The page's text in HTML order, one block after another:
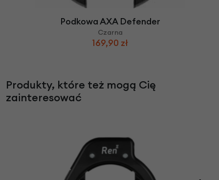
Podkowa AXA Defender
Czarna
169,90 zł
Produkty, które też mogą Cię
zainteresować